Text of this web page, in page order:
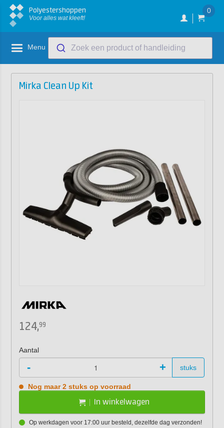
Polyestershoppen
Voor alles wat kleeft!
0
Menu Zoek een product of handleiding
Mirka Clean Up Kit
124,99
Aantal
- + stuks
Nog maar 2 stuks op voorraad
In winkelwagen
Op werkdagen voor 17:00 uur besteld, dezelfde dag verzonden!